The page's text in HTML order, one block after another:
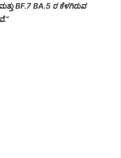
BF.7 BA.5 ರ ಕೆಳಗಿರುವ